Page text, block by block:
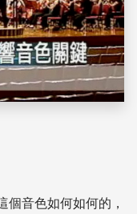
個音色如何如何的，